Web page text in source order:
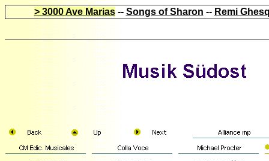
> 3000 Ave Marias-- Songs of Sharon -- Remi